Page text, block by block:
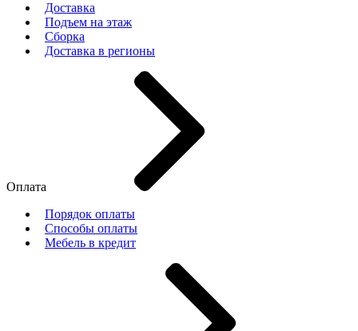
Доставка
Подъем на этаж
Сборка
Доставка в регионы
Оплата
Порядок оплаты
Способы оплаты
Мебель в кредит